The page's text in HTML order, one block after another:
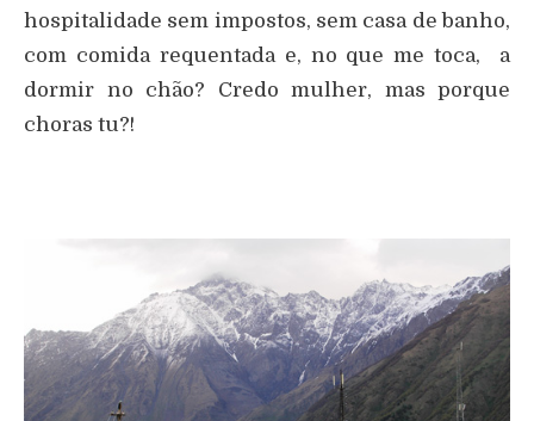
hospitalidade sem impostos, sem casa de banho,
com comida requentada e, no que me toca, a
dormir no chão? Credo mulher, mas porque
choras tu?!